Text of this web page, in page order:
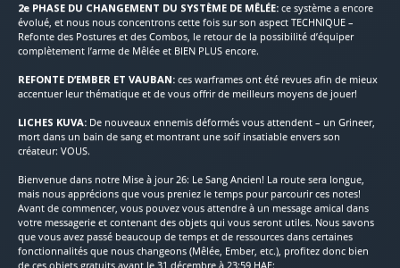
2e PHASE DU CHANGEMENT DU SYSTÈME DE MÊLÉE: ce système a encore
évolué, et nous nous concentrons cette fois sur son aspect TECHNIQUE –
Refonte des Postures et des Combos, le retour de la possibilité d’équiper
complètement l’arme de Mêlée et BIEN PLUS encore.
REFONTE D’EMBER ET VAUBAN: ces warframes ont été revues afin de mieux
accentuer leur thématique et de vous offrir de meilleurs moyens de jouer!
LICHES KUVA: De nouveaux ennemis déformés vous attendent – un Grineer,
mort dans un bain de sang et montrant une soif insatiable envers son
créateur: VOUS.
Bienvenue dans notre Mise à jour 26: Le Sang Ancien! La route sera longue,
mais nous apprécions que vous preniez le temps pour parcourir ces notes!
Avant de commencer, vous pouvez vous attendre à un message amical dans
votre messagerie et contenant des objets qui vous seront utiles. Nous savons
que vous avez passé beaucoup de temps et de ressources dans certaines
fonctionnalités que nous changeons (Mêlée, Ember, etc.), profitez donc bien
de ces objets gratuits avant le 31 décembre à 23:59 HAE: